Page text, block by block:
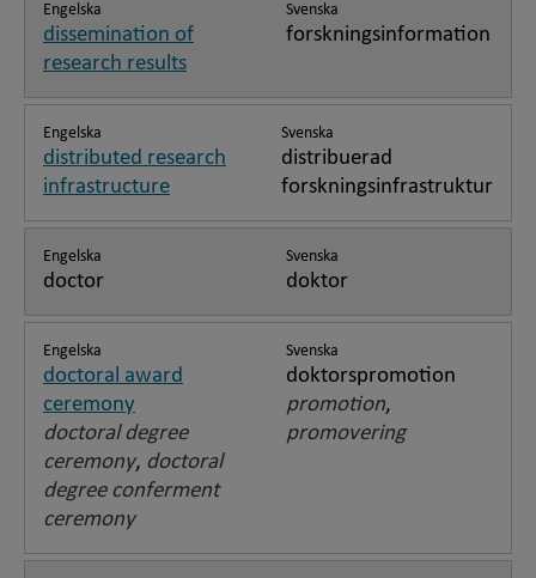
Engelska
dissemination of
research results
Svenska
forskningsinformation
Engelska
distributed research
infrastructure
Svenska
distribuerad
forskningsinfrastruktur
Engelska
doctor
Svenska
doktor
Engelska
doctoral award
ceremony
doctoral degree
ceremony, doctoral
degree conferment
ceremony
Svenska
doktorspromotion
promotion,
promovering